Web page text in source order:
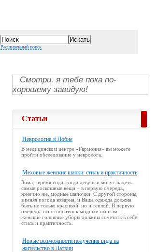
Расширенный поиск
Смотри, я тебе пока по-
хорошему завидую!
Статьи
Неврология в Лобне
В медицинском центре «Гармония» вы можете
пройти обследование у невролога.
Меховые женские шапки: стиль и практичность
Зима - время года, когда девушки могут надеть
самые роскошные вещи – в первую очередь,
конечно же, модные шапочки. С другой стороны,
зимняя погода коварна, и Ваша одежда должна
быть не только красивой, но и теплой. В первую
очередь это относится к модным шапкам –
женские головные уборы должны сочетать в себе
стиль и практичность.
Новые возможности получения вида на
жительство в Латвии